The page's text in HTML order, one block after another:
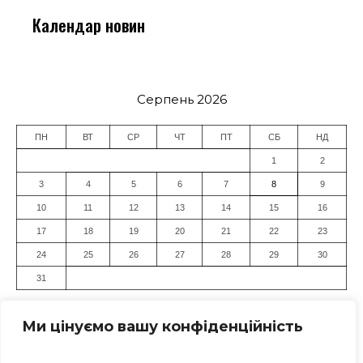
Ми цінуємо вашу конфіденційність
Календар новин
Серпень 2026
ПН ВТ СР ЧТ ПТ СБ НД
1 2
3 4 5 6 7 8 9
10 11 12 13 14 15 16
17 18 19 20 21 22 23
24 25 26 27 28 29 30
31